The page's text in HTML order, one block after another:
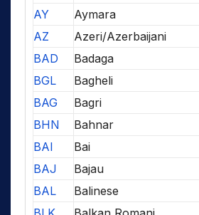
AY
Aymara
AZ
Azeri/Azerbaijani
BAD
Badaga
BGL
Bagheli
BAG
Bagri
BHN
Bahnar
BAI
Bai
BAJ
Bajau
BAL
Balinese